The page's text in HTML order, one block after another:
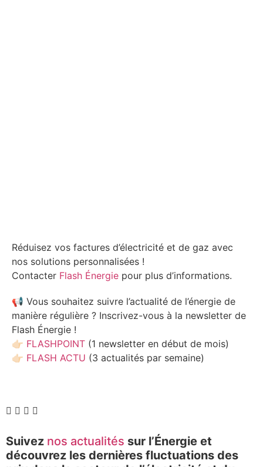
Réduisez vos factures d’électricité et de gaz avec
nos solutions personnalisées !
Contacter Flash Énergie pour plus d’informations.
📢 Vous souhaitez suivre l’actualité de l’énergie de
manière régulière ? Inscrivez-vous à la newsletter de
Flash Énergie !
👉🏻 FLASHPOINT (1 newsletter en début de mois)
👉🏻 FLASH ACTU (3 actualités par semaine)
Suivez nos actualités sur l’Énergie et
découvrez les dernières fluctuations des